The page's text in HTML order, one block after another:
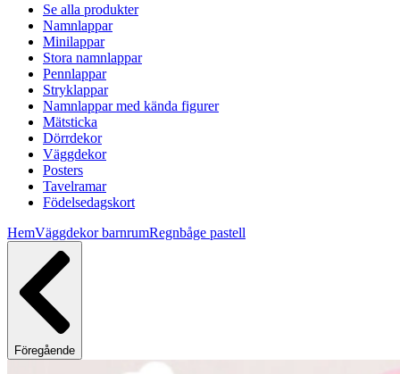
Se alla produkter
Namnlappar
Minilappar
Stora namnlappar
Pennlappar
Stryklappar
Namnlappar med kända figurer
Mätsticka
Dörrdekor
Väggdekor
Posters
Tavelramar
Födelsedagskort
HemVäggdekor barnrumRegnbåge pastell
Föregående